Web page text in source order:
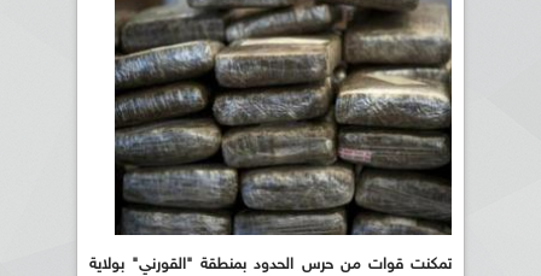
تمكنت قوات من حرس الحدود بمنطقة "القورني" بولاية